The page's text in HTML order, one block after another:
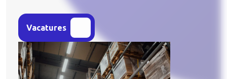
Vacatures